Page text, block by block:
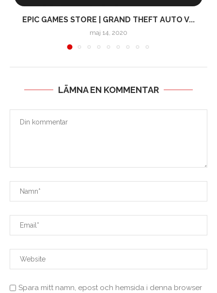
EPIC GAMES STORE | GRAND THEFT AUTO V...
maj 14, 2020
LÄMNA EN KOMMENTAR
Spara mitt namn, epost och hemsida i denna browser